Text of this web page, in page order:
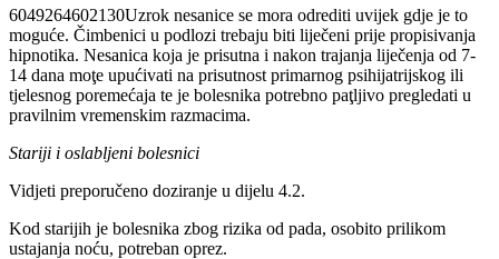
6049264602130Uzrok nesanice se mora odrediti uvijek gdje je to
moguće. Čimbenici u podlozi trebaju biti liječeni prije propisivanja
hipnotika. Nesanica koja je prisutna i nakon trajanja liječenja od 7-
14 dana moţe upućivati na prisutnost primarnog psihijatrijskog ili
tjelesnog poremećaja te je bolesnika potrebno paţljivo pregledati u
pravilnim vremenskim razmacima.
Stariji i oslabljeni bolesnici
Vidjeti preporučeno doziranje u dijelu 4.2.
Kod starijih je bolesnika zbog rizika od pada, osobito prilikom
ustajanja noću, potreban oprez.